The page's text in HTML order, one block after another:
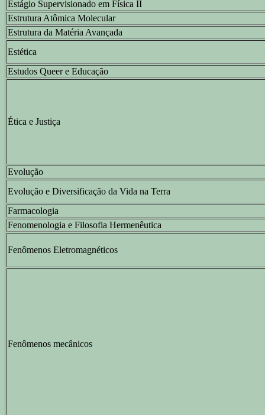
Estágio Supervisionado em Física II
Estrutura Atômica Molecular
Estrutura da Matéria Avançada
Estética
Estudos Queer e Educação
Ética e Justiça
Evolução
Evolução e Diversificação da Vida na Terra
Farmacologia
Fenomenologia e Filosofia Hermenêutica
Fenômenos Eletromagnéticos
Fenômenos mecânicos